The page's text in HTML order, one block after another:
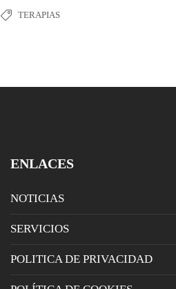
TERAPIAS
ENLACES
NOTICIAS
SERVICIOS
POLITICA DE PRIVACIDAD